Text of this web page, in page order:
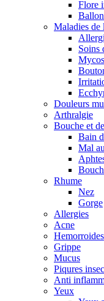
Flore
Maladies de
Soins
Douleurs
Arthralgie
Bouche et
Bain
Mal
Rhume
Nez
Gorge
Allergies
Acne
Hemorroides
Grippe
Mucus
Piqures
Anti
Yeux